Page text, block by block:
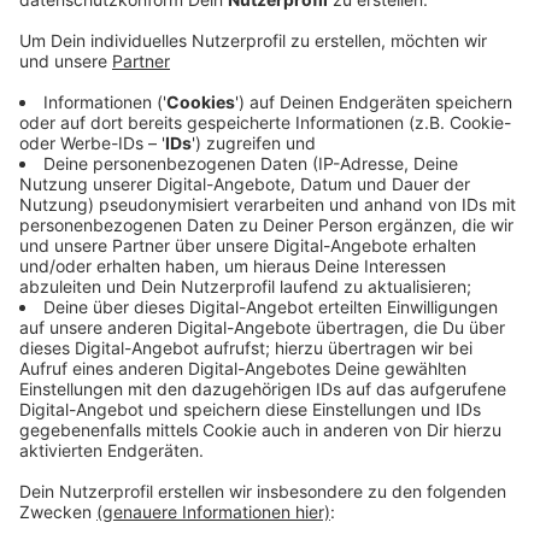
Der Dome war mit 6.000 Fans ausverkauft, die
Baskets führten von der zweiten Spielminute an,
Topscorer wurde TJ Shorts mit 20 Punkten, knapp
dahinter mit 18 folgte Tyson Ward. Bonns Headcoach
Iisalo nannte das Spiel großartig, die Teamleistung sei
insbesondere in der Defenste unglaublich gewesen.
Vor den Playoffs müssen die Baskets noch viermal in
der Bundesliga spielen, die nächste Partie ist wieder
ein Heimspiel am Samstag gegen Braunschweig.
Anzeige